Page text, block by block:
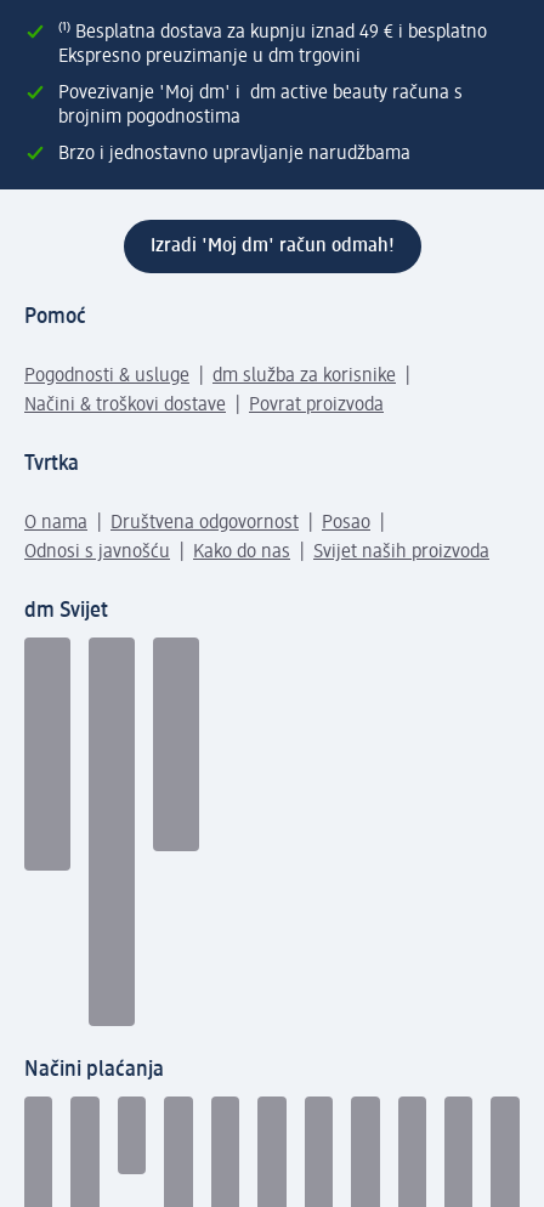
⁽¹⁾ Besplatna dostava za kupnju iznad 49 € i besplatno
Ekspresno preuzimanje u dm trgovini
Povezivanje 'Moj dm' i dm active beauty računa s
brojnim pogodnostima
Brzo i jednostavno upravljanje narudžbama
Izradi 'Moj dm' račun odmah!
Pomoć
Pogodnosti & usluge
dm služba za korisnike
Načini & troškovi dostave
Povrat proizvoda
Tvrtka
O nama Društvena odgovornost
Posao
Odnosi s javnošću
Kako do nas Svijet naših proizvoda
dm Svijet
Načini plaćanja